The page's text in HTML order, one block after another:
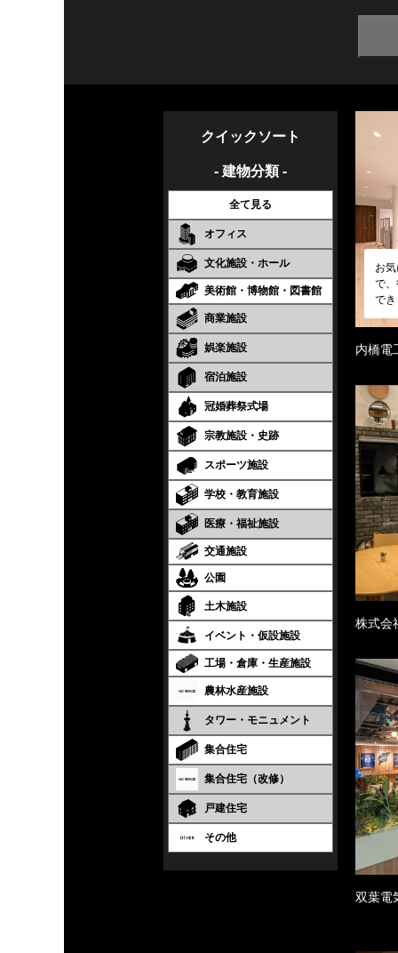
クイックソート
- 建物分類 -
全て見る
オフィス
文化施設・ホール
美術館・博物館・図書館
商業施設
娯楽施設
宿泊施設
冠婚葬祭式場
宗教施設・史跡
スポーツ施設
学校・教育施設
医療・福祉施設
交通施設
公園
土木施設
イベント・仮設施設
工場・倉庫・生産施設
農林水産施設
タワー・モニュメント
集合住宅
集合住宅（改修）
戸建住宅
その他
お
で
で
内橋電
株式会
双葉電